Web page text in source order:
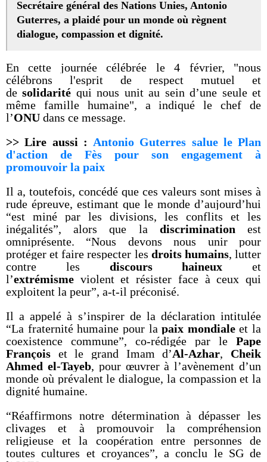
Secrétaire général des Nations Unies, Antonio
Guterres, a plaidé pour un monde où règnent
dialogue, compassion et dignité.
En cette journée célébrée le 4 février, "nous
célébrons l'esprit de respect mutuel et
de solidarité qui nous unit au sein d’une seule et
même famille humaine", a indiqué le chef de
l’ONU dans ce message.
>> Lire aussi : Antonio Guterres salue le Plan
d'action de Fès pour son engagement à
promouvoir la paix
Il a, toutefois, concédé que ces valeurs sont mises à
rude épreuve, estimant que le monde d’aujourd’hui
“est miné par les divisions, les conflits et les
inégalités”, alors que la
discrimination
est
omniprésente. “Nous devons nous unir pour
protéger et faire respecter les droits humains, lutter
contre les
discours haineux
et
l’extrémisme violent et résister face à ceux qui
exploitent la peur”, a-t-il préconisé.
Il a appelé à s’inspirer de la déclaration intitulée
“La fraternité humaine pour la paix mondiale et la
coexistence commune”, co-rédigée par le
Pape
François et le grand Imam d’Al-Azhar,
Cheik
Ahmed el-Tayeb, pour œuvrer à l’avènement d’un
monde où prévalent le dialogue, la compassion et la
dignité humaine.
“Réaffirmons notre détermination à dépasser les
clivages et à promouvoir la compréhension
religieuse et la coopération entre personnes de
toutes cultures et croyances”, a conclu le SG de